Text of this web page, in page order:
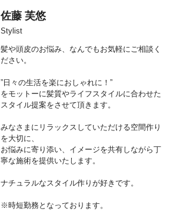
佐藤 芙悠
Stylist
髪や頭皮のお悩み、なんでもお気軽にご相談く
ださい。
”日々の生活を楽におしゃれに！”
をモットーに髪質やライフスタイルに合わせた
スタイル提案をさせて頂きます。
みなさまにリラックスしていただける空間作り
を大切に、
お悩みに寄り添い、イメージを共有しながら丁
寧な施術を提供いたします。
ナチュラルなスタイル作りが好きです。
※時短勤務となっております。